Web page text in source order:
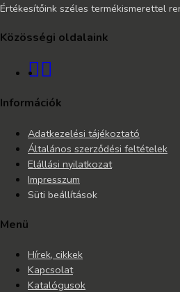
Értékesítőink széles termékismerettel
Közösségi oldalaink
Információk
Adatkezelési tájékoztató
Általános szerződési feltételek
Elállási nyilatkozat
Impresszum
Süti beállítások
Menü
Hírek, cikkek
Kapcsolat
Katalógusok